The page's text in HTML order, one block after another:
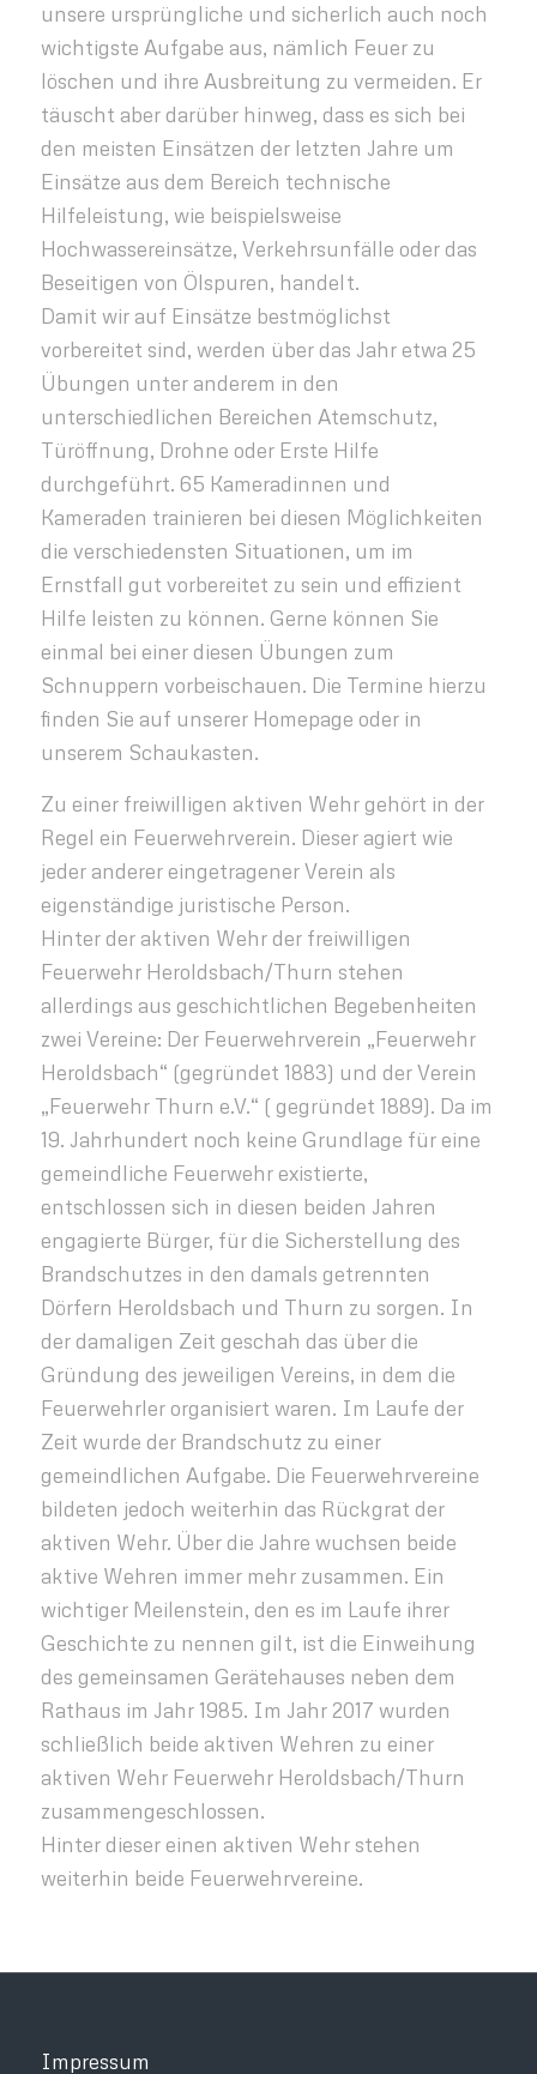
unsere ursprüngliche und sicherlich auch noch
wichtigste Aufgabe aus, nämlich Feuer zu
löschen und ihre Ausbreitung zu vermeiden. Er
täuscht aber darüber hinweg, dass es sich bei
den meisten Einsätzen der letzten Jahre um
Einsätze aus dem Bereich technische
Hilfeleistung, wie beispielsweise
Hochwassereinsätze, Verkehrsunfälle oder das
Beseitigen von Ölspuren, handelt.
Damit wir auf Einsätze bestmöglichst
vorbereitet sind, werden über das Jahr etwa 25
Übungen unter anderem in den
unterschiedlichen Bereichen Atemschutz,
Türöffnung, Drohne oder Erste Hilfe
durchgeführt. 65 Kameradinnen und
Kameraden trainieren bei diesen Möglichkeiten
die verschiedensten Situationen, um im
Ernstfall gut vorbereitet zu sein und effizient
Hilfe leisten zu können. Gerne können Sie
einmal bei einer diesen Übungen zum
Schnuppern vorbeischauen. Die Termine hierzu
finden Sie auf unserer Homepage oder in
unserem Schaukasten.
Zu einer freiwilligen aktiven Wehr gehört in der
Regel ein Feuerwehrverein. Dieser agiert wie
jeder anderer eingetragener Verein als
eigenständige juristische Person.
Hinter der aktiven Wehr der freiwilligen
Feuerwehr Heroldsbach/Thurn stehen
allerdings aus geschichtlichen Begebenheiten
zwei Vereine: Der Feuerwehrverein „Feuerwehr
Heroldsbach“ (gegründet 1883) und der Verein
„Feuerwehr Thurn e.V.“ ( gegründet 1889). Da im
19. Jahrhundert noch keine Grundlage für eine
gemeindliche Feuerwehr existierte,
entschlossen sich in diesen beiden Jahren
engagierte Bürger, für die Sicherstellung des
Brandschutzes in den damals getrennten
Dörfern Heroldsbach und Thurn zu sorgen. In
der damaligen Zeit geschah das über die
Gründung des jeweiligen Vereins, in dem die
Feuerwehrler organisiert waren. Im Laufe der
Zeit wurde der Brandschutz zu einer
gemeindlichen Aufgabe. Die Feuerwehrvereine
bildeten jedoch weiterhin das Rückgrat der
aktiven Wehr. Über die Jahre wuchsen beide
aktive Wehren immer mehr zusammen. Ein
wichtiger Meilenstein, den es im Laufe ihrer
Geschichte zu nennen gilt, ist die Einweihung
des gemeinsamen Gerätehauses neben dem
Rathaus im Jahr 1985. Im Jahr 2017 wurden
schließlich beide aktiven Wehren zu einer
aktiven Wehr Feuerwehr Heroldsbach/Thurn
zusammengeschlossen.
Hinter dieser einen aktiven Wehr stehen
weiterhin beide Feuerwehrvereine.
Impressum